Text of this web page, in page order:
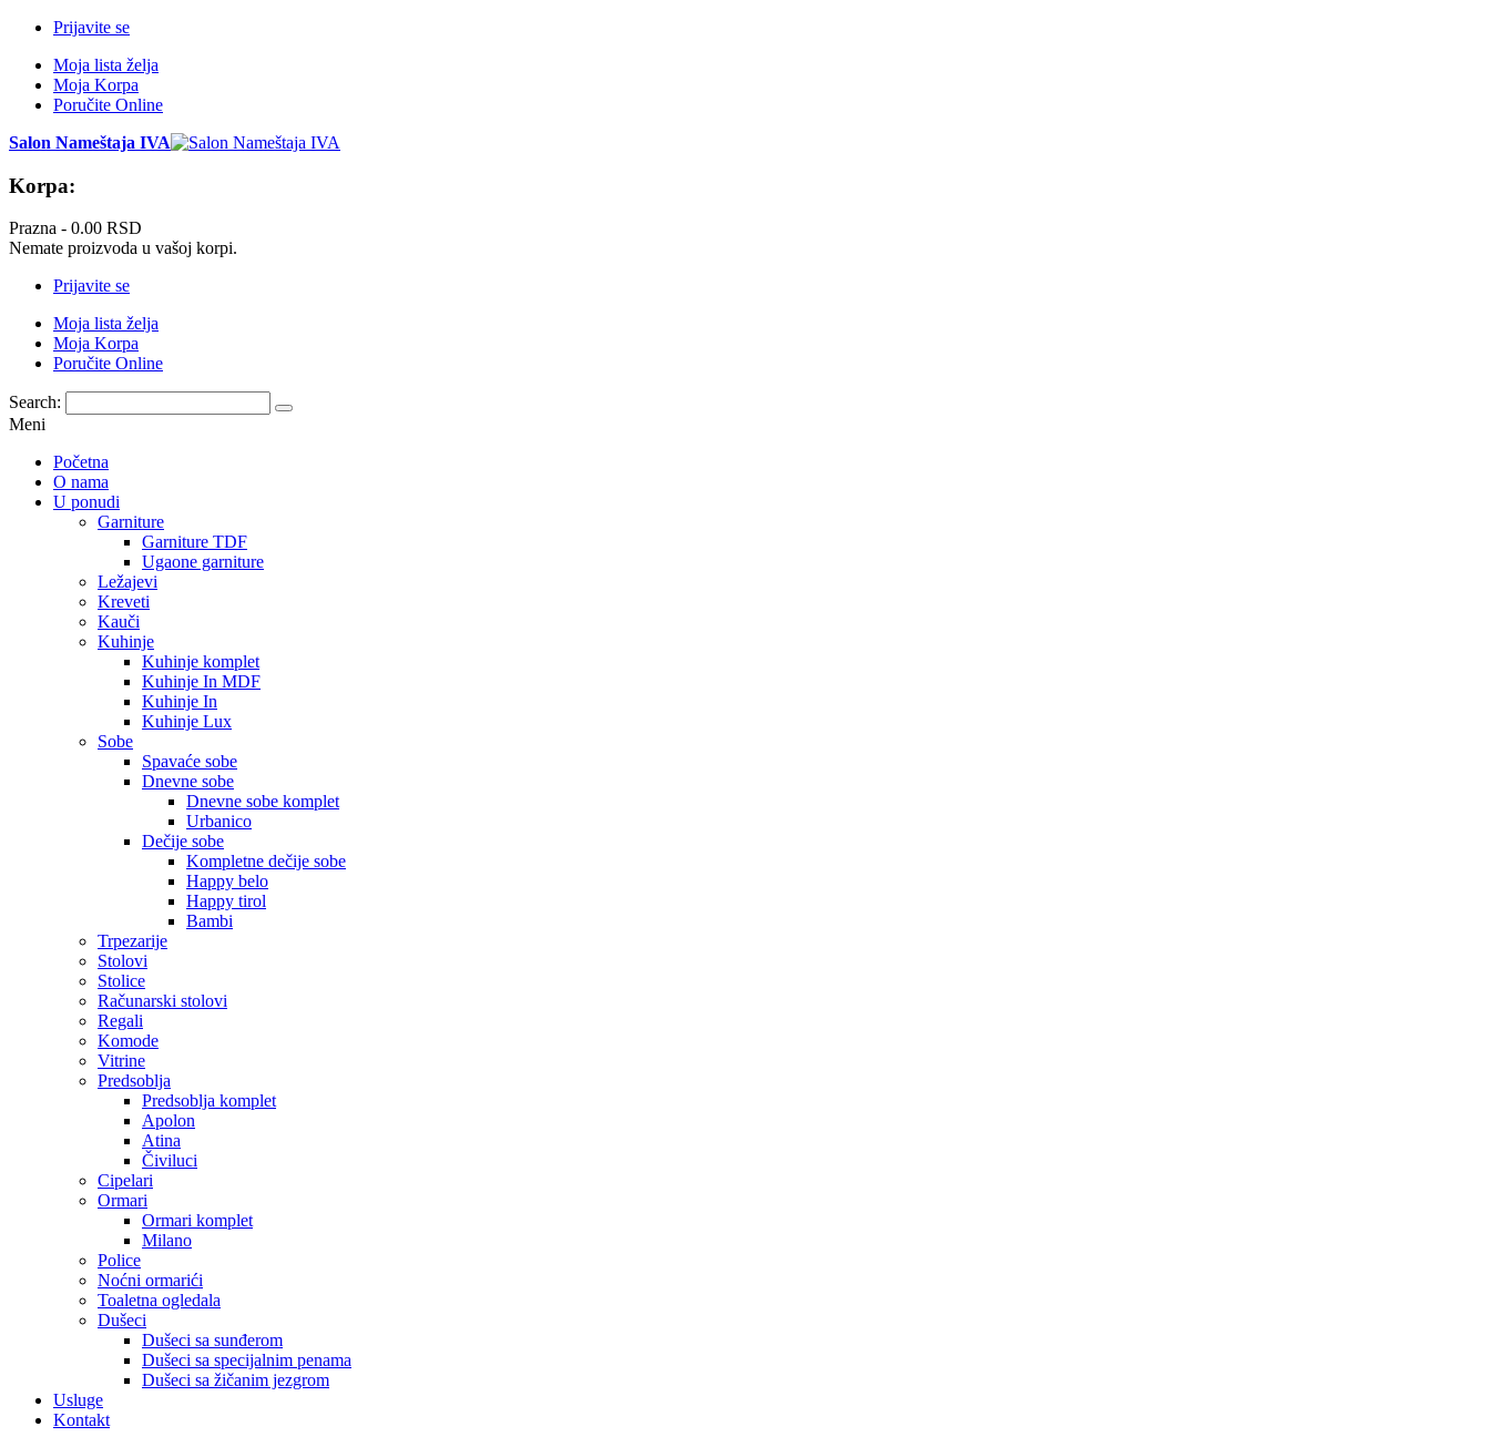
Prijavite se
Moja lista želja
Moja Korpa
Poručite Online
Salon Nameštaja IVA
Korpa:
Prazna - 0.00 RSD
Nemate proizvoda u vašoj korpi.
Prijavite se
Moja lista želja
Moja Korpa
Poručite Online
Search:
Meni
Početna
O nama
U ponudi
Garniture
Garniture TDF
Ugaone garniture
Ležajevi
Kreveti
Kauči
Kuhinje
Kuhinje komplet
Kuhinje In MDF
Kuhinje In
Kuhinje Lux
Sobe
Spavaće sobe
Dnevne sobe
Dnevne sobe komplet
Urbanico
Dečije sobe
Kompletne dečije sobe
Happy belo
Happy tirol
Bambi
Trpezarije
Stolovi
Stolice
Računarski stolovi
Regali
Komode
Vitrine
Predsoblja
Predsoblja komplet
Apolon
Atina
Čiviluci
Cipelari
Ormari
Ormari komplet
Milano
Police
Noćni ormarići
Toaletna ogledala
Dušeci
Dušeci sa sunđerom
Dušeci sa specijalnim penama
Dušeci sa žičanim jezgrom
Usluge
Kontakt